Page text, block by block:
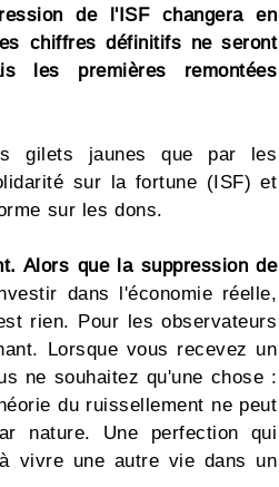
de l'ISF changera en
chiffres définitifs ne seront
les premières remontées
gilets jaunes que par les
sur la fortune (ISF) et
sur les dons.
Alors que la suppression de
dans l'économie réelle,
rien. Pour les observateurs
Lorsque vous recevez un
ne souhaitez qu'une chose :
du ruissellement ne peut
nature. Une perfection qui
vivre une autre vie dans un